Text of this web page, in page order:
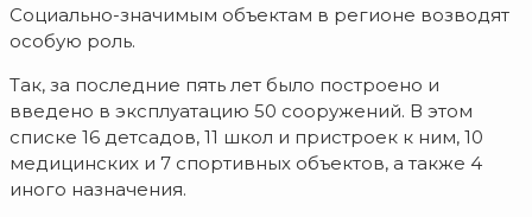
Социально-значимым объектам в регионе возводят
особую роль.
Так, за последние пять лет было построено и
введено в эксплуатацию 50 сооружений. В этом
списке 16 детсадов, 11 школ и пристроек к ним, 10
медицинских и 7 спортивных объектов, а также 4
иного назначения.